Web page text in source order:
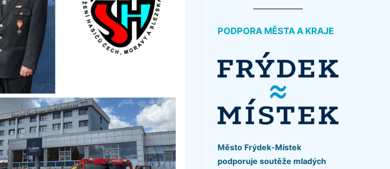
PODPORA MĚSTA A KRAJE
Město Frýdek-Místek
podporuje soutěže mladých